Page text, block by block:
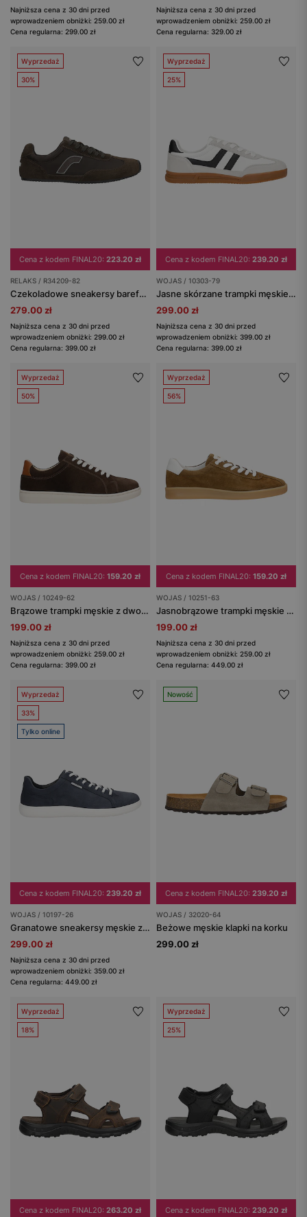
Najniższa cena z 30 dni przed
wprowadzeniem obniżki: 259.00 zł
Cena regularna: 299.00 zł
Najniższa cena z 30 dni przed
wprowadzeniem obniżki: 259.00 zł
Cena regularna: 329.00 zł
Wyprzedaż
30%
Cena z kodem FINAL20: 223.20 zł
RELAKS / R34209-82
Czekoladowe sneakersy barefoot na cienkiej podeszwie RELAKS
279.00 zł
Najniższa cena z 30 dni przed
wprowadzeniem obniżki: 299.00 zł
Cena regularna: 399.00 zł
Wyprzedaż
25%
Cena z kodem FINAL20: 239.20 zł
WOJAS / 10303-79
Jasne skórzane trampki męskie z kontrastowymi wstawkami
299.00 zł
Najniższa cena z 30 dni przed
wprowadzeniem obniżki: 399.00 zł
Cena regularna: 399.00 zł
Wyprzedaż
50%
Cena z kodem FINAL20: 159.20 zł
WOJAS / 10249-62
Brązowe trampki męskie z dwoiny welurowej
199.00 zł
Najniższa cena z 30 dni przed
wprowadzeniem obniżki: 259.00 zł
Cena regularna: 399.00 zł
Wyprzedaż
56%
Cena z kodem FINAL20: 159.20 zł
WOJAS / 10251-63
Jasnobrązowe trampki męskie z białymi wstawkami
199.00 zł
Najniższa cena z 30 dni przed
wprowadzeniem obniżki: 259.00 zł
Cena regularna: 449.00 zł
Wyprzedaż
33%
Tylko online
Cena z kodem FINAL20: 239.20 zł
WOJAS / 10197-26
Granatowe sneakersy męskie z nubuku
299.00 zł
Najniższa cena z 30 dni przed
wprowadzeniem obniżki: 359.00 zł
Cena regularna: 449.00 zł
Nowość
Cena z kodem FINAL20: 239.20 zł
WOJAS / 32020-64
Beżowe męskie klapki na korku
299.00 zł
Wyprzedaż
18%
Cena z kodem FINAL20: 263.20 zł
Wyprzedaż
25%
Cena z kodem FINAL20: 239.20 zł